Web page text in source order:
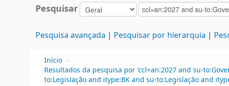
Pesquisar
Pesquisa avançada Pesquisar por hierarquia
Início ›
Resultados da pesquisa por 'ccl=an:2027 and su-
to:Legislação and itype:BK and su-to:Legislação and